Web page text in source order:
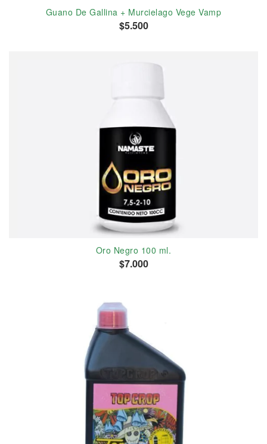
Guano De Gallina + Murcielago Vege Vamp
$5.500
Oro Negro 100 ml.
$7.000